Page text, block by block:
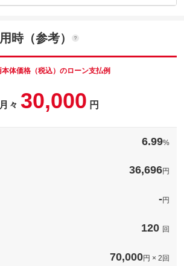
このパックの見積もり依頼（無料）
このパックの見積もり依頼（無料）
時（参考）
本体価格（税込）のローン支払例
月々 30,000 円
6.99%
36,696円
-円
120 回
70,000円 × 2回